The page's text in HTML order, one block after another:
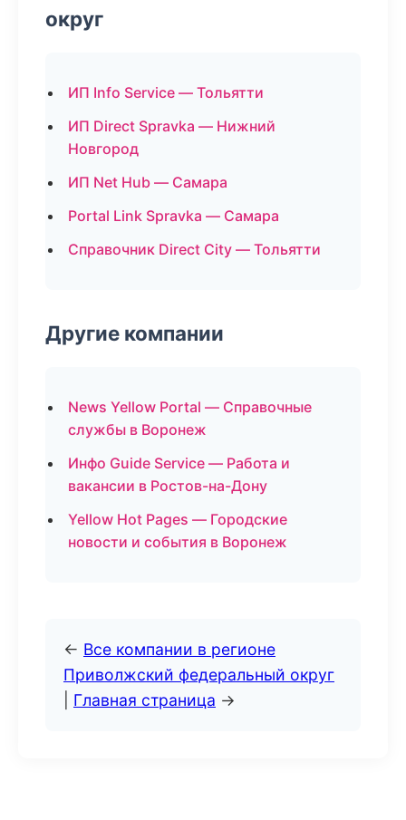
округ
ИП Info Service — Тольятти
ИП Direct Spravka — Нижний
Новгород
ИП Net Hub — Самара
Portal Link Spravka — Самара
Справочник Direct City — Тольятти
Другие компании
News Yellow Portal — Справочные
службы в Воронеж
Инфо Guide Service — Работа и
вакансии в Ростов-на-Дону
Yellow Hot Pages — Городские
новости и события в Воронеж
← Все компании в регионе
Приволжский федеральный округ
Главная страница →